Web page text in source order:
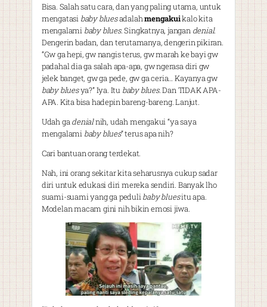
Bisa. Salah satu cara, dan yang paling utama, untuk
mengatasi baby bluesadalahmengakuikalo kita
mengalami baby blues. Singkatnya, jangan denial.
Dengerin badan, dan terutamanya, dengerin pikiran.
“Gw ga hepi, gw nangis terus, gw marah ke bayi gw
padahal dia ga salah apa-apa, gw ngerasa diri gw
jelek banget, gw ga pede, gw ga ceria… Kayanya gw
baby bluesya?” Iya. Itu baby blues. Dan TIDAK APA-
APA. Kita bisa hadepin bareng-bareng. Lanjut.
Udah gadenialnih, udah mengakui “ya saya
mengalami baby blues” terus apa nih?
Cari bantuan orang terdekat.
Nah, ini orang sekitar kita seharusnya cukup sadar
diri untuk edukasi diri mereka sendiri. Banyak lho
suami-suami yang ga pedulibaby bluesitu apa.
Modelan macam gini nih bikin emosi jiwa.